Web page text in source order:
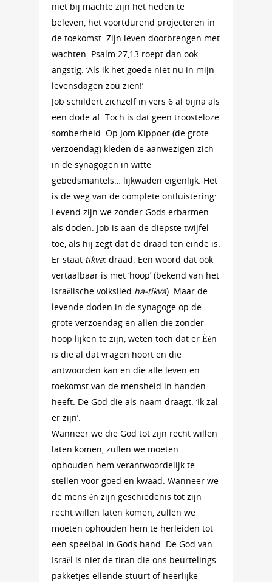
niet bij machte zijn het heden te
beleven, het voortdurend projecteren in
de toekomst. Zijn leven doorbrengen met
wachten. Psalm 27,13 roept dan ook
angstig: ‘Als ik het goede niet nu in mijn
levensdagen zou zien!’
Job schildert zichzelf in vers 6 al bijna als
een dode af. Toch is dat geen troosteloze
somberheid. Op Jom Kippoer (de grote
verzoendag) kleden de aanwezigen zich
in de synagogen in witte
gebedsmantels… lijkwaden eigenlijk. Het
is de weg van de complete ontluistering:
Levend zijn we zonder Gods erbarmen
als doden. Job is aan de diepste twijfel
toe, als hij zegt dat de draad ten einde is.
Er staat tikva: draad. Een woord dat ook
vertaalbaar is met ‘hoop’ (bekend van het
Israëlische volkslied ha-tikva). Maar de
levende doden in de synagoge op de
grote verzoendag en allen die zonder
hoop lijken te zijn, weten toch dat er Één
is die al dat vragen hoort en die
antwoorden kan en die alle leven en
toekomst van de mensheid in handen
heeft. De God die als naam draagt: ‘Ik zal
er zijn’.
Wanneer we die God tot zijn recht willen
laten komen, zullen we moeten
ophouden hem verantwoordelijk te
stellen voor goed en kwaad. Wanneer we
de mens én zijn geschiedenis tot zijn
recht willen laten komen, zullen we
moeten ophouden hem te herleiden tot
een speelbal in Gods hand. De God van
Israël is niet de tiran die ons beurtelings
pakketjes ellende stuurt of heerlijke